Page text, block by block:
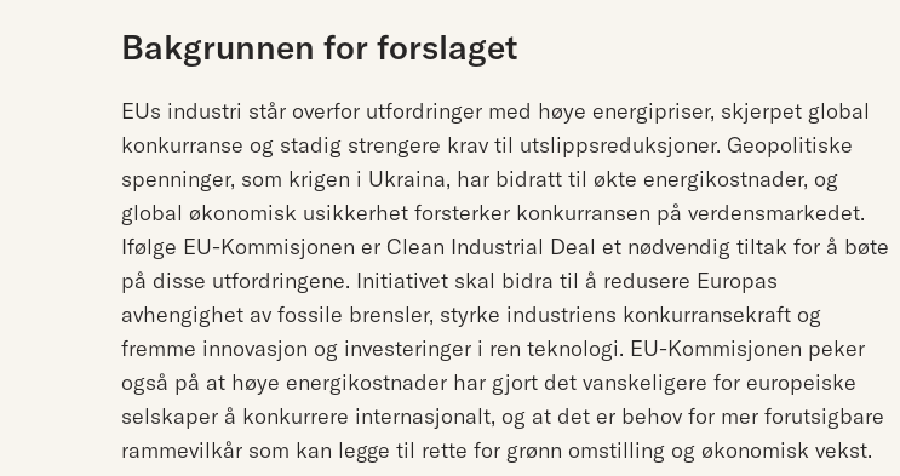
Bakgrunnen for forslaget
EUs industri står overfor utfordringer med høye energipriser, skjerpet global
konkurranse og stadig strengere krav til utslippsreduksjoner. Geopolitiske
spenninger, som krigen i Ukraina, har bidratt til økte energikostnader, og
global økonomisk usikkerhet forsterker konkurransen på verdensmarkedet.
Ifølge EU-Kommisjonen er Clean Industrial Deal et nødvendig tiltak for å bøte
på disse utfordringene. Initiativet skal bidra til å redusere Europas
avhengighet av fossile brensler, styrke industriens konkurransekraft og
fremme innovasjon og investeringer i ren teknologi. EU-Kommisjonen peker
også på at høye energikostnader har gjort det vanskeligere for europeiske
selskaper å konkurrere internasjonalt, og at det er behov for mer forutsigbare
rammevilkår som kan legge til rette for grønn omstilling og økonomisk vekst.